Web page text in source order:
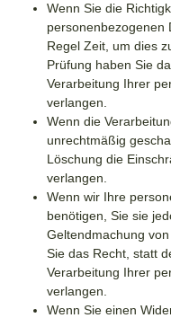
Wenn Sie die
personenbezogenen
Regel Zeit, um dies
Prüfung haben Sie
Verarbeitung Ihrer
verlangen.
Wenn die
unrechtmäßig
Löschung die
verlangen.
Wenn wir Ihre
benötigen, Sie sie
Geltendmachung
Sie das Recht, statt
Verarbeitung Ihrer
verlangen.
Wenn Sie einen